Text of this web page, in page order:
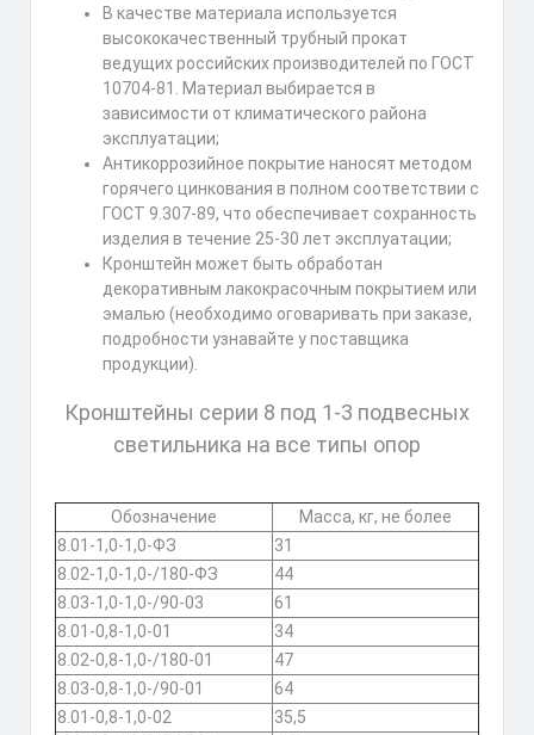
В качестве материала используется
высококачественный трубный прокат
ведущих российских производителей по ГОСТ
10704-81. Материал выбирается в
зависимости от климатического района
эксплуатации;
Антикоррозийное покрытие наносят методом
горячего цинкования в полном соответствии с
ГОСТ 9.307-89, что обеспечивает сохранность
изделия в течение 25-30 лет эксплуатации;
Кронштейн может быть обработан
декоративным лакокрасочным покрытием или
эмалью (необходимо оговаривать при заказе,
подробности узнавайте у поставщика
продукции).
Кронштейны серии 8 под 1-3 подвесных
светильника на все типы опор
Обозначение
Масса, кг, не более
8.01-1,0-1,0-ФЗ
31
8.02-1,0-1,0-/180-ФЗ
44
8.03-1,0-1,0-/90-03
61
8.01-0,8-1,0-01
34
8.02-0,8-1,0-/180-01
47
8.03-0,8-1,0-/90-01
64
8.01-0,8-1,0-02
35,5